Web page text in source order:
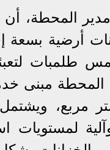
مدير المحطة،
طلمبات
المحطة مبنى
مساحة تزيد عن
لمستويات